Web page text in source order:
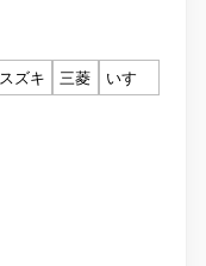
スズキ 三菱
いすゞ